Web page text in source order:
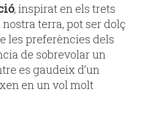
, inspirat en els trets
terra, pot ser dolç
les preferències dels
de sobrevolar un
es gaudeix d’un
en un vol molt